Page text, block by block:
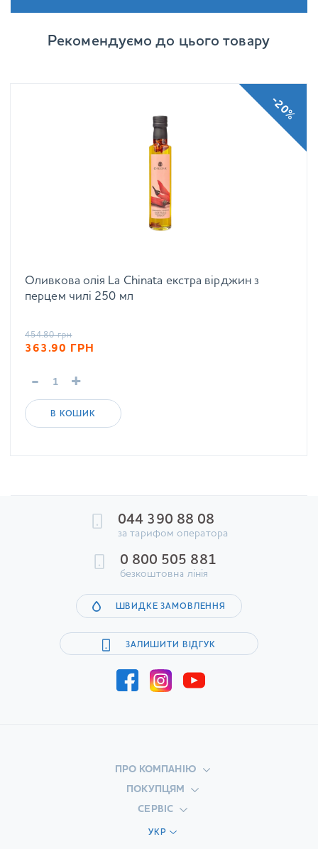
Рекомендуємо до цього товару
Оливкова олія La Chinata екстра вірджин з
перцем чилі 250 мл
454.80 грн
363.90 ГРН
- +
В КОШИК
-20%
044 390 88 08
за тарифом оператора
0 800 505 881
безкоштовна лінія
ШВИДКЕ ЗАМОВЛЕННЯ
ЗАЛИШИТИ ВІДГУК
ПРО КОМПАНІЮ
ПОКУПЦЯМ
СЕРВІС
УКР